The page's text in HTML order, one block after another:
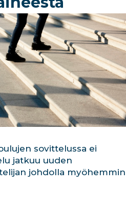
o
o
k
n
sovittelussa ei
jatkuu uuden
johdolla myöhemmin